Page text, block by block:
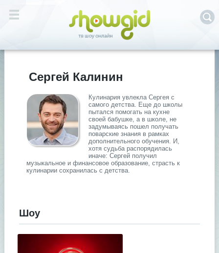
Сергей Калинин
Кулинария увлекла Сергея с
самого детства. Еще до школы
пытался помогать на кухне
своей бабушке, а в школе, не
задумываясь пошел получать
поварские знания в рамках
дополнительного обучения. И,
хотя судьба распорядилась
иначе: Сергей получил
музыкальное и финансовое образование, страсть к
кулинарии сохранилась с детства.
Шоу